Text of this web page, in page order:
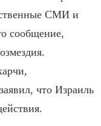
СМИ и
сообщение,
что Израиль